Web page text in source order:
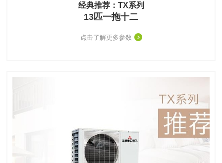
经典推荐：TX系列
13匹一拖十二
点击了解更多参数